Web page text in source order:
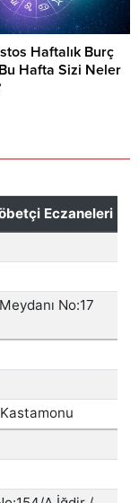
Haftalık Burç
Hafta Sizi Neler